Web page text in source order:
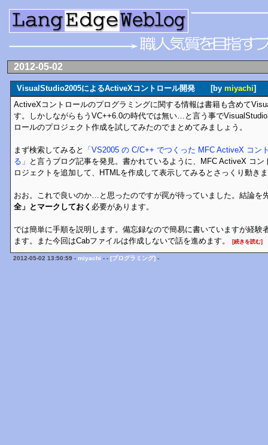
2012-05-02
VisualStudio2005によるActiveXコントロール開発 [by miyachi]
ActiveXコントロールのプログラミングに関する情報は書籍も含めて
す。しかしながらもうVC++6.0の時代では無い…と言う事で
ロールのプロジェクト作成を試してみたのでまとめてみましょう。
まず検索してみると
「VS2005 の C/C++ でつくった MFC ActiveX コン
る」 と言うブログ記事を発見。書かれているように、MFC ActiveX コン
ロジェクトを追加して、HTMLを作成して表示してみるとさっくり動き
おお。これで良いのか…と思ったのですが罠が待っていました。結論を
全」とマークしておく 必要があります。
では簡単に手順を説明します。備忘録なので簡易に書いていますが経験
ます。また今回はCabファイルは作成しないで話を進めます。
[続きを読む]
2012-05-02 13:50:59 - miyachi - - [プログラミング] -